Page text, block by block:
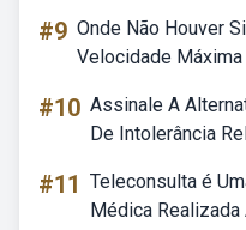
#9 Onde Não Houver
Velocidade Máxima
#10 Assinale A
De Intolerância
#11 Teleconsulta é
Médica Realizada